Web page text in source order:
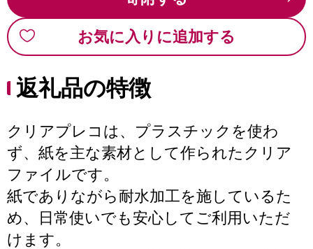
お気に入りに追加する
返礼品の特徴
クリアプレコは、プラスチックを使わ
ず、紙を主な素材として作られたクリア
ファイルです。
紙でありながら耐水加工を施しているた
め、日常使いでも安心してご利用いただ
けます。